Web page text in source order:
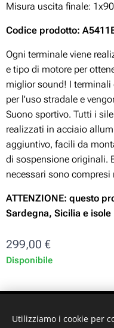
Misura uscita finale:
Codice prodotto:
Ogni terminale viene
e tipo di motore per
miglior sound! I terminali
per l'uso stradale e
Suono sportivo. Tutti i
realizzati in acciaio
aggiuntivo, facili da
di sospensione originali.
necessari sono compresi
ATTENZIONE: questo
Sardegna, Sicilia e isole
299,00 €
Disponibile
Utilizziamo i cookie per